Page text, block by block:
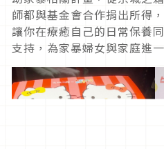
師都與基金會合作捐出所得
讓你在療癒自己的日常保養
支持，為家暴婦女與家庭進